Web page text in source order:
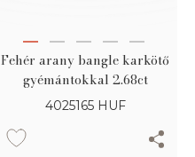
Fehér arany bangle karkötő
gyémántokkal 2.68ct
4025165 HUF